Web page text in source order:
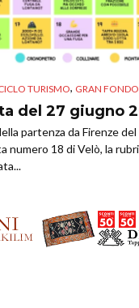
TURISMO, GRAN FONDO
del 27 giugno
partenza da Firenze
numero 18 di Velò, la